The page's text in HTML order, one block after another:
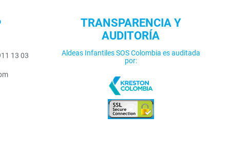
13 03
TRANSPARENCIA Y
AUDITORÍA
Aldeas Infantiles SOS Colombia es auditada
por: